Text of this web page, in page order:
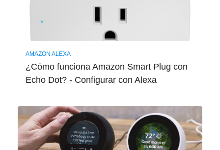
AMAZON ALEXA
¿Cómo funciona Amazon Smart Plug con
Echo Dot? - Configurar con Alexa